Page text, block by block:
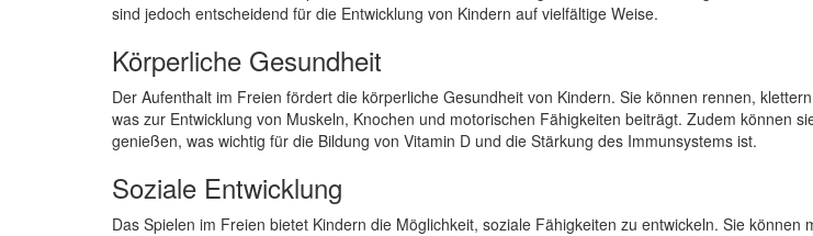
sind jedoch entscheidend für die Entwicklung von Kindern auf vielfältige Weise.
Körperliche Gesundheit
Der Aufenthalt im Freien fördert die körperliche Gesundheit von Kindern. Sie können rennen,
was zur Entwicklung von Muskeln, Knochen und motorischen Fähigkeiten beiträgt. Zudem können
genießen, was wichtig für die Bildung von Vitamin D und die Stärkung des Immunsystems ist.
Soziale Entwicklung
Das Spielen im Freien bietet Kindern die Möglichkeit, soziale Fähigkeiten zu entwickeln. Sie können